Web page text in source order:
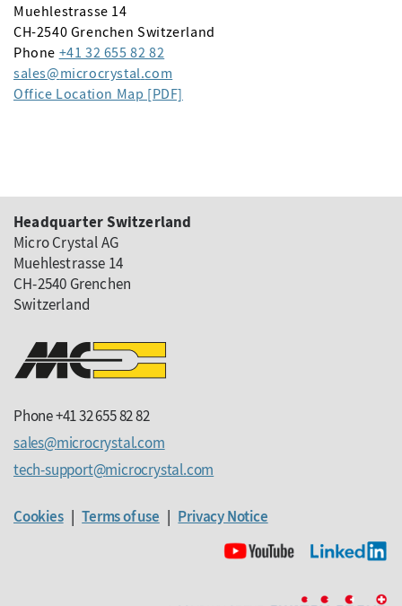
Muehlestrasse 14
CH-2540 Grenchen Switzerland
Phone +41 32 655 82 82
sales
microcrystal com
Office Location Map [PDF]
Headquarter Switzerland
Micro Crystal AG
Muehlestrasse 14
CH-2540 Grenchen
Switzerland
Phone +41 32 655 82 82
sales
microcrystalcom
tech-support
microcrystalcom
Cookies|Terms of use | Privacy Notice